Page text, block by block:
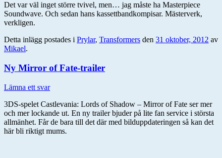
Det var väl inget större tvivel, men… jag måste ha Masterpiece
Soundwave. Och sedan hans kassettbandkompisar. Mästerverk,
verkligen.
Detta inlägg postades i Prylar, Transformers den 31 oktober, 2012 av
Mikael.
Ny Mirror of Fate-trailer
Lämna ett svar
3DS-spelet Castlevania: Lords of Shadow – Mirror of Fate ser mer
och mer lockande ut. En ny trailer bjuder på lite fan service i största
allmänhet. Får de bara till det där med bilduppdateringen så kan det
här bli riktigt mums.